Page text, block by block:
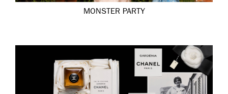
MONSTER PARTY